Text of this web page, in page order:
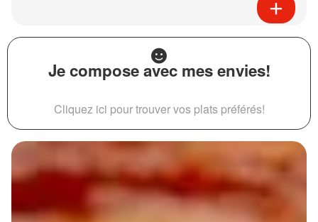
Je compose avec mes envies!
Cliquez ici pour trouver vos plats préférés!